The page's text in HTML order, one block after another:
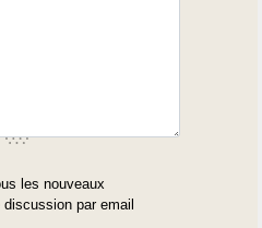
les nouveaux
par email